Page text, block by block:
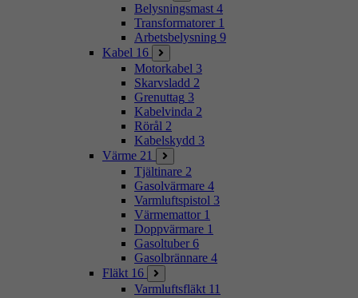
Belysningsmast 4
Transformatorer 1
Arbetsbelysning 9
Kabel 16
Motorkabel 3
Skarvsladd 2
Grenuttag 3
Kabelvinda 2
Rörål 2
Kabelskydd 3
Värme 21
Tjältinare 2
Gasolvärmare 4
Varmluftspistol 3
Värmemattor 1
Doppvärmare 1
Gasoltuber 6
Gasolbrännare 4
Fläkt 16
Varmluftsfläkt 11